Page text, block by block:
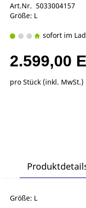
Art.Nr. 5033004157
Größe: L
sofort im
2.599,00
pro Stück (inkl. MwSt.)
Größe: L